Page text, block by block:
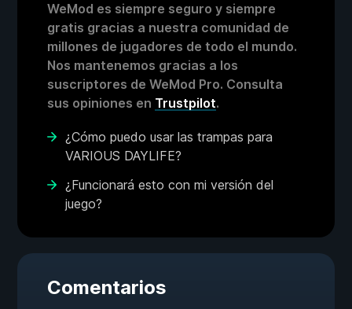
WeMod es siempre seguro y siempre
gratis gracias a nuestra comunidad de
millones de jugadores de todo el mundo.
Nos mantenemos gracias a los
suscriptores de WeMod Pro. Consulta
sus opiniones en Trustpilot.
¿Cómo puedo usar las trampas para
VARIOUS DAYLIFE?
¿Funcionará esto con mi versión del
juego?
Comentarios